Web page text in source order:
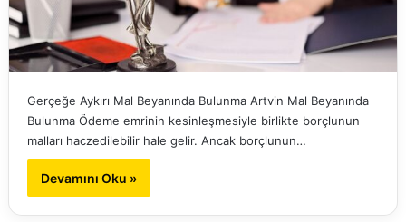
Gerçeğe Aykırı Mal Beyanında Bulunma Artvin Mal Beyanında
Bulunma Ödeme emrinin kesinleşmesiyle birlikte borçlunun
malları haczedilebilir hale gelir. Ancak borçlunun…
Devamını Oku »